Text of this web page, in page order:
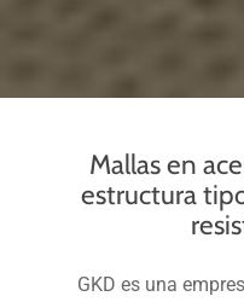
Mallas en
estructura
GKD es una